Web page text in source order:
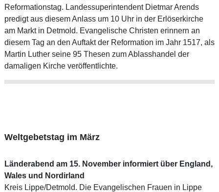
Reformationstag. Landessuperintendent Dietmar Arends
predigt aus diesem Anlass um 10 Uhr in der Erlöserkirche
am Markt in Detmold. Evangelische Christen erinnern an
diesem Tag an den Auftakt der Reformation im Jahr 1517, als
Martin Luther seine 95 Thesen zum Ablasshandel der
damaligen Kirche veröffentlichte.
Weltgebetstag im März
Länderabend am 15. November informiert über England,
Wales und Nordirland
Kreis Lippe/Detmold. Die Evangelischen Frauen in Lippe